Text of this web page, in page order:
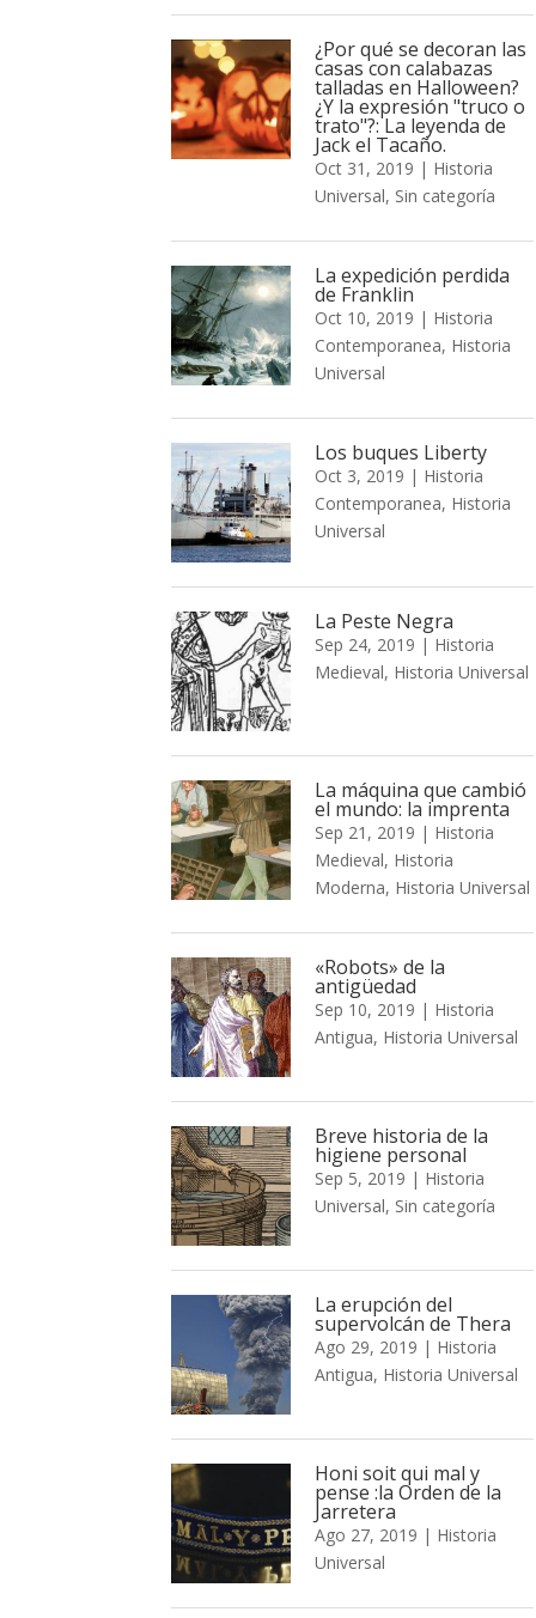
¿Por qué se decoran las
casas con calabazas
talladas en Halloween?
¿Y la expresión "truco o
trato"?: La leyenda de
Jack el Tacaño.
Oct 31, 2019 | Historia
Universal, Sin categoría
La expedición perdida
de Franklin
Oct 10, 2019 | Historia
Contemporanea, Historia
Universal
Los buques Liberty
Oct 3, 2019 | Historia
Contemporanea, Historia
Universal
La Peste Negra
Sep 24, 2019 | Historia
Medieval, Historia Universal
La máquina que cambió
el mundo: la imprenta
Sep 21, 2019 | Historia
Medieval, Historia
Moderna, Historia Universal
«Robots» de la
antigüedad
Sep 10, 2019 | Historia
Antigua, Historia Universal
Breve historia de la
higiene personal
Sep 5, 2019 | Historia
Universal, Sin categoría
La erupción del
supervolcán de Thera
Ago 29, 2019 | Historia
Antigua, Historia Universal
Honi soit qui mal y
pense :la Orden de la
Jarretera
Ago 27, 2019 | Historia
Universal